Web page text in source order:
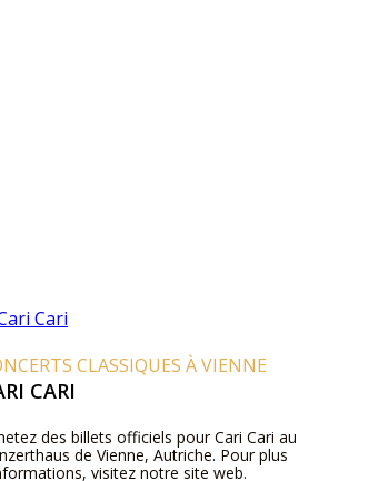
CLASSIQUES À VIENNE
CARI
des billets officiels pour Cari Cari au
de Vienne, Autriche. Pour plus
visitez notre site web.